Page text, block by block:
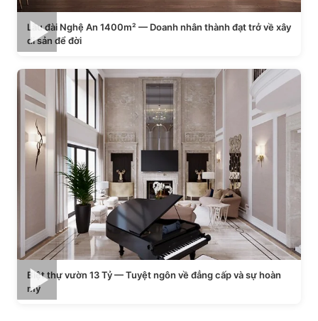
Lâu đài Nghệ An 1400m² — Doanh nhân thành đạt trở về xây
di sản để đời
Biệt thự vườn 13 Tỷ — Tuyệt ngôn về đẳng cấp và sự hoàn
mỹ